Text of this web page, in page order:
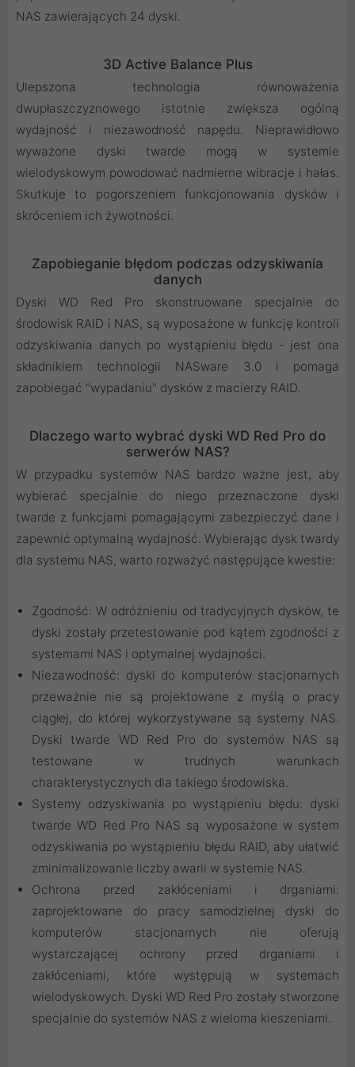
NAS zawierających 24 dyski.
3D Active Balance Plus
Ulepszona technologia równoważenia
dwupłaszczyznowego istotnie zwiększa ogólną
wydajność i niezawodność napędu. Nieprawidłowo
wyważone dyski twarde mogą w systemie
wielodyskowym powodować nadmierne wibracje i hałas.
Skutkuje to pogorszeniem funkcjonowania dysków i
skróceniem ich żywotności.
Zapobieganie błędom podczas odzyskiwania
danych
Dyski WD Red Pro skonstruowane specjalnie do
środowisk RAID i NAS, są wyposażone w funkcję kontroli
odzyskiwania danych po wystąpieniu błędu - jest ona
składnikiem technologii NASware 3.0 i pomaga
zapobiegać "wypadaniu" dysków z macierzy RAID.
Dlaczego warto wybrać dyski WD Red Pro do
serwerów NAS?
W przypadku systemów NAS bardzo ważne jest, aby
wybierać specjalnie do niego przeznaczone dyski
twarde z funkcjami pomagającymi zabezpieczyć dane i
zapewnić optymalną wydajność. Wybierając dysk twardy
dla systemu NAS, warto rozważyć następujące kwestie:
Zgodność: W odróżnieniu od tradycyjnych dysków, te
dyski zostały przetestowanie pod kątem zgodności z
systemami NAS i optymalnej wydajności.
Niezawodność: dyski do komputerów stacjonarnych
przeważnie nie są projektowane z myślą o pracy
ciągłej, do której wykorzystywane są systemy NAS.
Dyski twarde WD Red Pro do systemów NAS są
testowane w trudnych warunkach
charakterystycznych dla takiego środowiska.
Systemy odzyskiwania po wystąpieniu błędu: dyski
twarde WD Red Pro NAS są wyposażone w system
odzyskiwania po wystąpieniu błędu RAID, aby ułatwić
zminimalizowanie liczby awarii w systemie NAS.
Ochrona przed zakłóceniami i drganiami:
zaprojektowane do pracy samodzielnej dyski do
komputerów stacjonarnych nie oferują
wystarczającej ochrony przed drganiami i
zakłóceniami, które występują w systemach
wielodyskowych. Dyski WD Red Pro zostały stworzone
specjalnie do systemów NAS z wieloma kieszeniami.